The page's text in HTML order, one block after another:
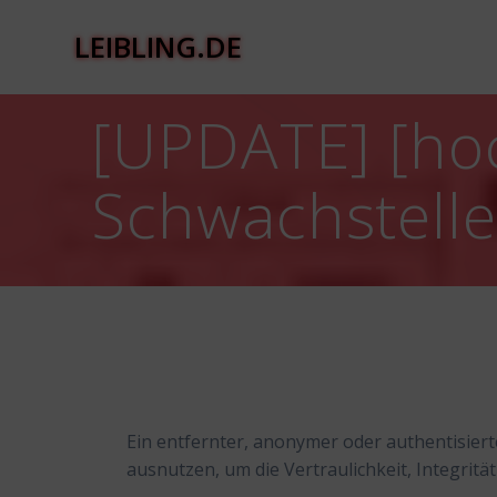
LEIBLING.DE
[UPDATE]
Ein entfernter, anonymer oder
ausnutzen, um die Vertraulichkeit,